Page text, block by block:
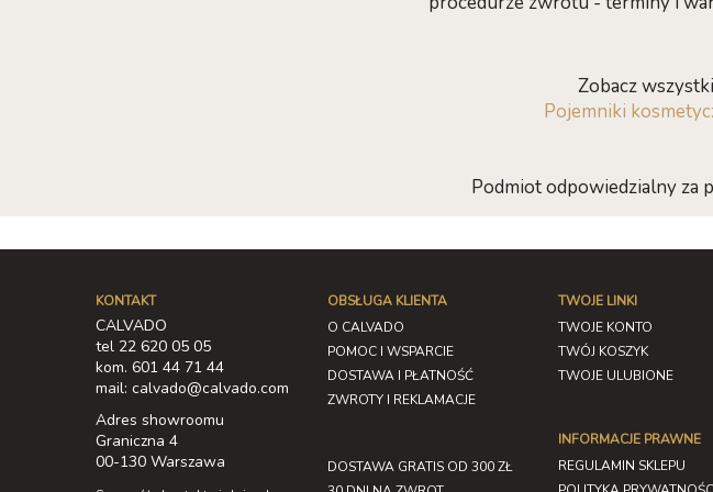
Zobacz
Pojemniki
Podmiot odpowiedzialny za
KONTAKT
CALVADO
tel 22 620 05 05
kom. 601 44 71 44
mail: calvado@calvado.com
Adres showroomu
Graniczna 4
00-130 Warszawa
OBSŁUGA KLIENTA
O CALVADO
POMOC I WSPARCIE
DOSTAWA I PŁATNOŚĆ
ZWROTY I REKLAMACJE
DOSTAWA GRATIS OD 300 ZŁ
TWOJE LINKI
TWOJE KONTO
TWÓJ KOSZYK
TWOJE ULUBIONE
INFORMACJE PRAWNE
REGULAMIN SKLEPU